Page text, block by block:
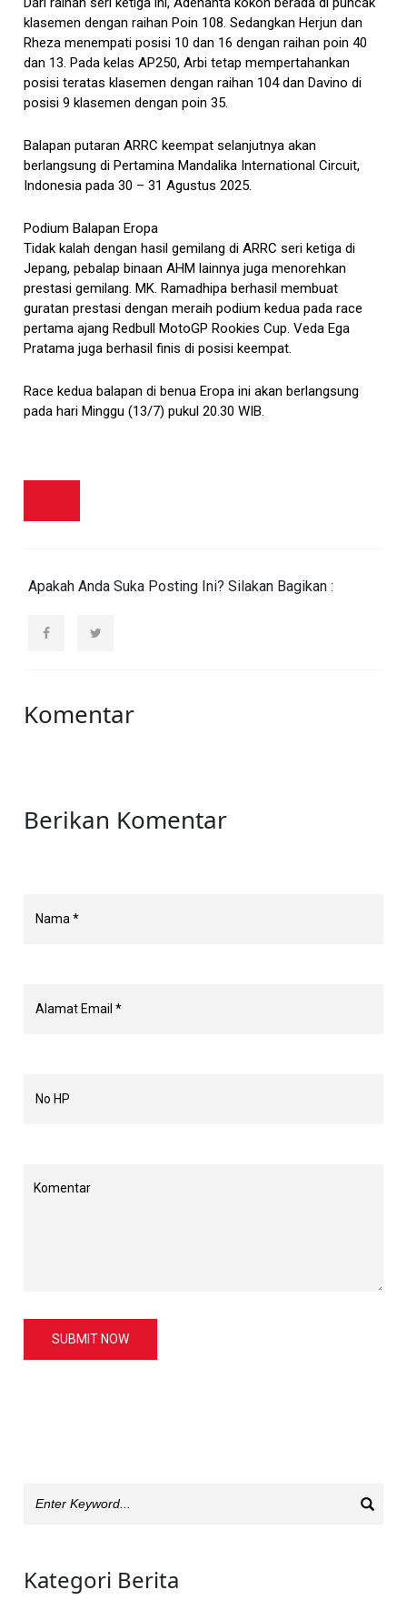
klasemen dengan raihan Poin 108. Sedangkan Herjun dan
Rheza menempati posisi 10 dan 16 dengan raihan poin 40
dan 13. Pada kelas AP250, Arbi tetap mempertahankan
posisi teratas klasemen dengan raihan 104 dan Davino di
posisi 9 klasemen dengan poin 35.
Balapan putaran ARRC keempat selanjutnya akan
berlangsung di Pertamina Mandalika International Circuit,
Indonesia pada 30 – 31 Agustus 2025.
Podium Balapan Eropa
Tidak kalah dengan hasil gemilang di ARRC seri ketiga di
Jepang, pebalap binaan AHM lainnya juga menorehkan
prestasi gemilang. MK. Ramadhipa berhasil membuat
guratan prestasi dengan meraih podium kedua pada race
pertama ajang Redbull MotoGP Rookies Cup. Veda Ega
Pratama juga berhasil finis di posisi keempat.
Race kedua balapan di benua Eropa ini akan berlangsung
pada hari Minggu (13/7) pukul 20.30 WIB.
Apakah Anda Suka Posting Ini? Silakan Bagikan :
Komentar
Berikan Komentar
SUBMIT NOW
Kategori Berita